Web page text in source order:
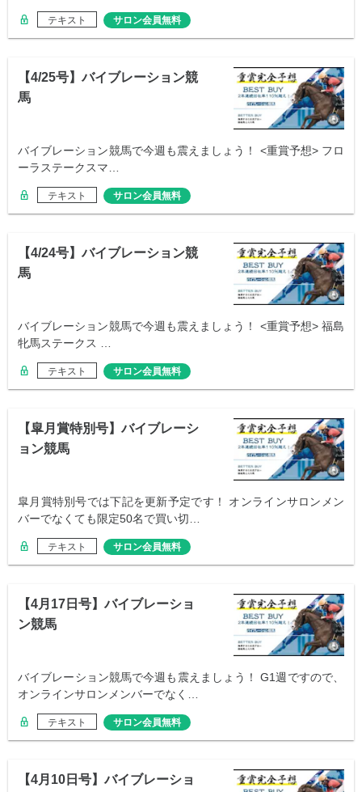
テキスト サロン会員無料
【4/25号】バイブレーション競
馬
バイブレーション競馬で今週も震えましょう！ <重賞予想> フロ
ーラステークスマ…
テキスト サロン会員無料
【4/24号】バイブレーション競
馬
バイブレーション競馬で今週も震えましょう！ <重賞予想> 福島
牝馬ステークス …
テキスト サロン会員無料
【皐月賞特別号】バイブレーシ
ョン競馬
皐月賞特別号では下記を更新予定です！ オンラインサロンメン
バーでなくても限定50名で買い切…
テキスト サロン会員無料
【4月17日号】バイブレーショ
ン競馬
バイブレーション競馬で今週も震えましょう！ G1週ですので、
オンラインサロンメンバーでなく…
テキスト サロン会員無料
【4月10日号】バイブレーショ